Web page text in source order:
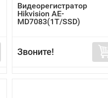
Видеорегистратор
Hikvision AE-
MD7083(1T/SSD)
Звоните!